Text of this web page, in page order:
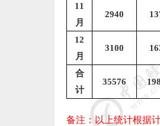
11
月
2940
12
月
3100
合
计
35576
备注：以上统计根据